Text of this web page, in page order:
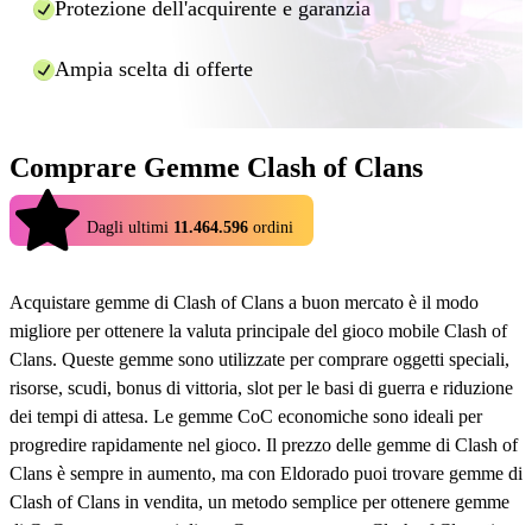
direttamente nella finestra di chat, quindi non chiudetela
E questo è tutto! Utilizzando Eldorado.gg potrete usufruire di
Protezione dell'acquirente e garanzia
Ampia scelta di offerte
Comprare Gemme Clash of Clans
Dagli ultimi 11.464.596 ordini
Acquistare gemme di Clash of Clans a buon mercato è il modo
migliore per ottenere la valuta principale del gioco mobile Clash of
Clans. Queste gemme sono utilizzate per comprare oggetti speciali,
risorse, scudi, bonus di vittoria, slot per le basi di guerra e riduzione
dei tempi di attesa. Le gemme CoC economiche sono ideali per
progredire rapidamente nel gioco. Il prezzo delle gemme di Clash of
Clans è sempre in aumento, ma con Eldorado puoi trovare gemme di
Clash of Clans in vendita, un metodo semplice per ottenere gemme